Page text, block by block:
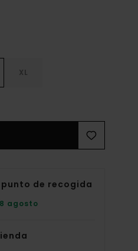
XL
de recogida
8 agosto